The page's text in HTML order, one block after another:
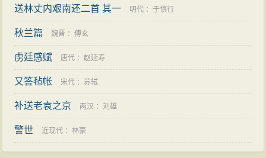
蓄，再造新体。即，他不仅“妄意合稼轩、白石、遗山、
碧山为一家”，而且“欲合唐词宋诗为一体”48。在这点上
讲，先生可称为尊体派中的“左派”。因此，在当代词坛，
以上三个方面，既是先生为中国词学发展所增添的
新内容，又是先生的真传。当然，经过六十几年的努
力，先生并未能将其全部工作进行完毕，所谓未竟之
认为，读书没有捷径，不能取巧，只有下笨功夫才能取
得成就。他说“笨”字很有趣，头上顶着竹册（册是串好的
竹简，是古代的书籍），就是教人要用功。用功是人的
除了生大病，没有一天离开过书本。最重要的是要多
读。“读书千遍，其义自见。”
送林丈内艰南还二首 其一 明代 ：于慎行
秋兰篇 魏晋 ：傅玄
虏廷感赋 唐代 ：赵延寿
又答毡帐 宋代 ： 苏轼
补送老袁之京 两汉 ：刘雄
警世 近现代 ：林豪